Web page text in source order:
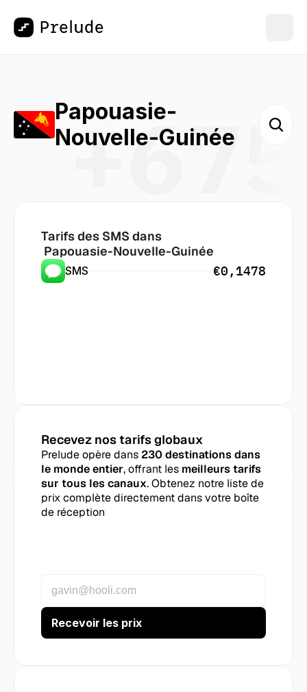
+675
Papouasie-
Nouvelle-Guinée
Tarifs des SMS dans
Papouasie-Nouvelle-Guinée
SMS €0,1478
Recevez nos tarifs globaux
Prelude opère dans 230 destinations dans
le monde entier, offrant les meilleurs tarifs
sur tous les canaux. Obtenez notre liste de
prix complète directement dans votre boîte
de réception